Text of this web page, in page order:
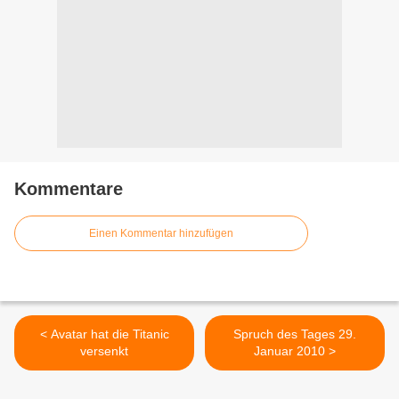
Kommentare
Einen Kommentar hinzufügen
< Avatar hat die Titanic
versenkt
Spruch des Tages 29.
Januar 2010 >